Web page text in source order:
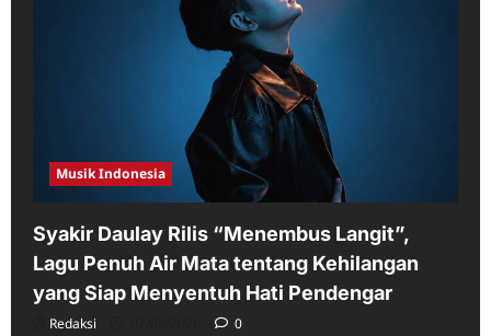
Musik Indonesia
Syakir Daulay Rilis “Menembus Langit”,
Lagu Penuh Air Mata tentang Kehilangan
yang Siap Menyentuh Hati Pendengar
Redaksi 0